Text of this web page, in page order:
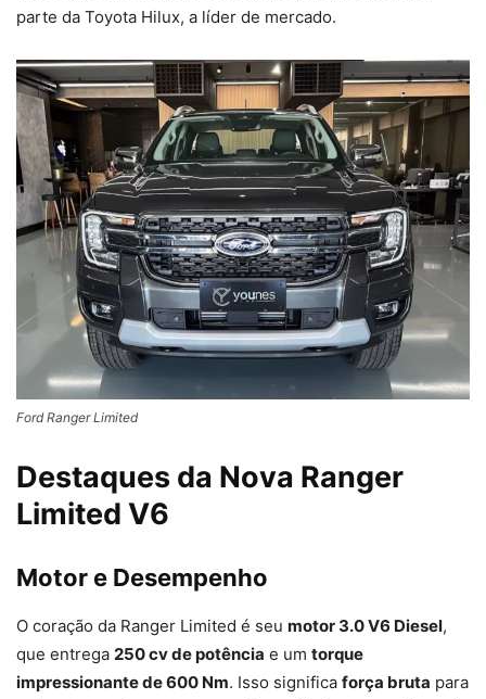
parte da Toyota Hilux, a líder de mercado.
Ford Ranger Limited
Destaques da Nova Ranger
Limited V6
Motor e Desempenho
O coração da Ranger Limited é seu motor 3.0 V6 Diesel,
que entrega 250 cv de potência e um torque
impressionante de 600 Nm. Isso significa força bruta para